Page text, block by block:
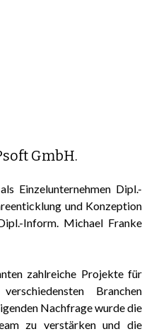
GmbH.
Einzelunternehmen Dipl.-
und Konzeption
Inform. Michael Franke
zahlreiche Projekte für
Branchen
Nachfrage wurde die
zu verstärken und die